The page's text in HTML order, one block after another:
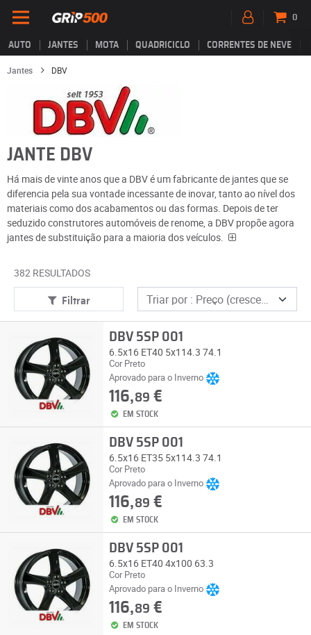
AUTO JANTES MOTA QUADRICICLO CORRENTES DE NEVE
0
Jantes DBV
JANTE DBV
Há mais de vinte anos que a DBV é um fabricante de jantes que se
diferencia pela sua vontade incessante de inovar, tanto ao nível dos
materiais como dos acabamentos ou das formas. Depois de ter
seduzido construtores automóveis de renome, a DBV propõe agora
jantes de substituição para a maioria dos veículos.
382 RESULTADOS
Filtrar
DBV 5SP 001
6.5x16 ET40 5x114.3 74.1
Cor Preto
Aprovado para o Inverno
116,89 €
EM STOCK
DBV 5SP 001
6.5x16 ET35 5x114.3 74.1
Cor Preto
Aprovado para o Inverno
116,89 €
EM STOCK
DBV 5SP 001
6.5x16 ET40 4x100 63.3
Cor Preto
Aprovado para o Inverno
116,89 €
EM STOCK